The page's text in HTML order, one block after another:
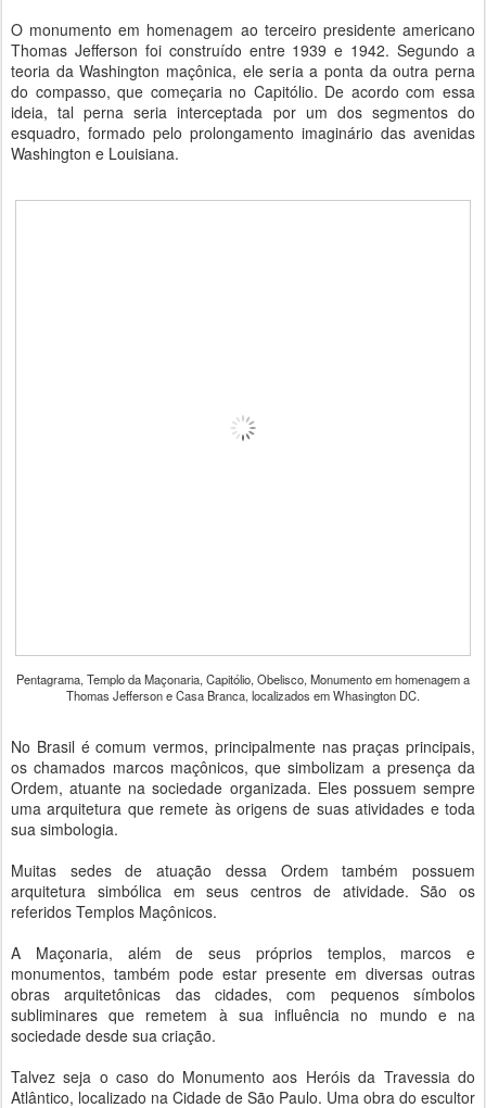
O monumento em homenagem ao terceiro presidente americano
Thomas Jefferson foi construído entre 1939 e 1942. Segundo a
teoria da Washington maçônica, ele seria a ponta da outra perna
do compasso, que começaria no Capitólio. De acordo com essa
ideia, tal perna seria interceptada por um dos segmentos do
esquadro, formado pelo prolongamento imaginário das avenidas
Washington e Louisiana.
Pentagrama, Templo da Maçonaria, Capitólio, Obelisco, Monumento em homenagem a
Thomas Jefferson e Casa Branca, localizados em Whasington DC.
No Brasil é comum vermos, principalmente nas praças principais,
os chamados marcos maçônicos, que simbolizam a presença da
Ordem, atuante na sociedade organizada. Eles possuem sempre
uma arquitetura que remete às origens de suas atividades e toda
sua simbologia.
Muitas sedes de atuação dessa Ordem também possuem
arquitetura simbólica em seus centros de atividade. São os
referidos Templos Maçônicos.
A Maçonaria, além de seus próprios templos, marcos e
monumentos, também pode estar presente em diversas outras
obras arquitetônicas das cidades, com pequenos símbolos
subliminares que remetem à sua influência no mundo e na
sociedade desde sua criação.
Talvez seja o caso do Monumento aos Heróis da Travessia do
Atlântico, localizado na Cidade de São Paulo. Uma obra do escultor